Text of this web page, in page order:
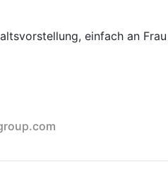
einfach an